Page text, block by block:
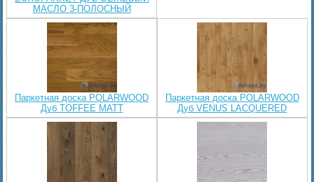
МАСЛО 3-ПОЛОСНЫЙ
Паркетная доска POLARWOOD
Дуб TOFFEE MATT
Паркетная доска POLARWOOD
Дуб VENUS LACQUERED